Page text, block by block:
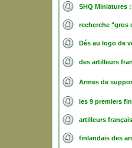
SHQ Miniatures
recherche "gros
Dés au logo de
des artilleurs
Armes de
les 9 premiers
artilleurs
finlandais des